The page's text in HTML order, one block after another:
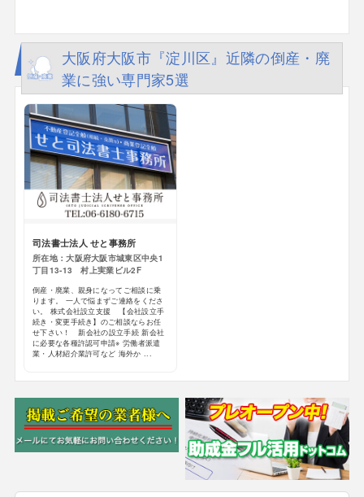
大阪府大阪市『淀川区』近隣の倒産・廃
業に強い専門家5選
司法書士法人 せと事務所
所在地：大阪府大阪市城東区中央1
丁目13-13 村上実業ビル2F
倒産・廃業、親身になってご相談に乗
ります。 一人で悩まずご連絡をくださ
い。 株式会社設立支援 【会社設立手
続き・変更手続き】のご相談ならお任
せ下さい！ 新会社の設立手続 新会社
に必要な各種許認可申請※ 労働者派遣
業・人材紹介業許可など 海外か ...